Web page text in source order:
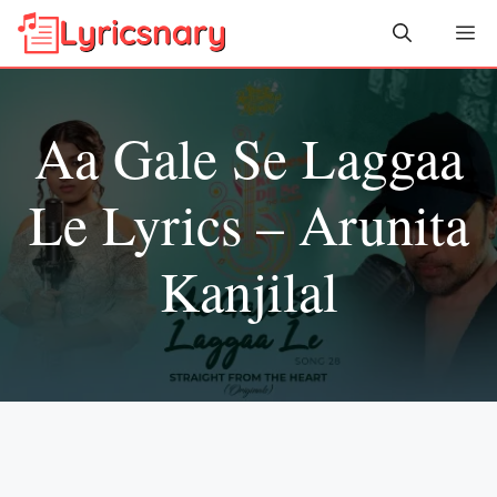
Skip
Aa Gale Se Laggaa
Le Lyrics – Arunita
Kanjilal